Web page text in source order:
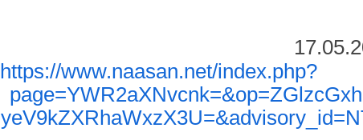
https://www.naasan.net/index.php?